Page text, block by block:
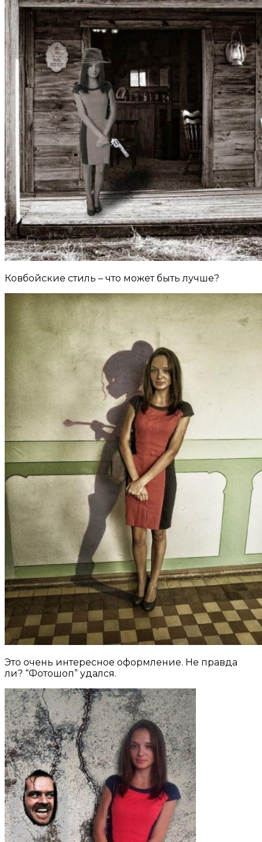
Ковбойские стиль – что может быть лучше?
Это очень интересное оформление. Не правда
ли? “Фотошоп” удался.